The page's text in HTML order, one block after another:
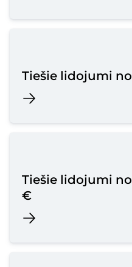
Tiešie lidojumi no
Tiešie lidojumi no
€